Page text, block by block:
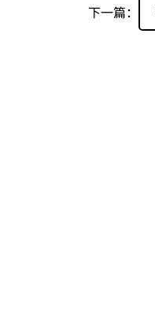
下一篇：